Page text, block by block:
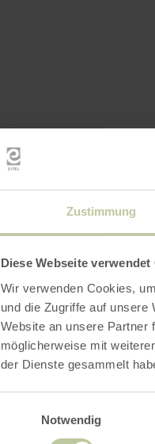
Zustimmung
Diese Webseite verwendet
Wir verwenden Cookies,
und die Zugriffe auf unsere
Website an unsere Partner
möglicherweise mit
der Dienste gesammelt
Notwendig